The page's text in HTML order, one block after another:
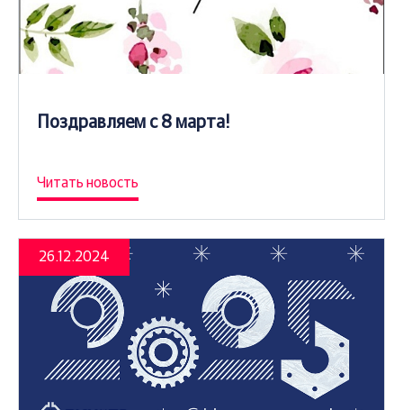
Поздравляем с 8 марта!
Читать новость
26.12.2024